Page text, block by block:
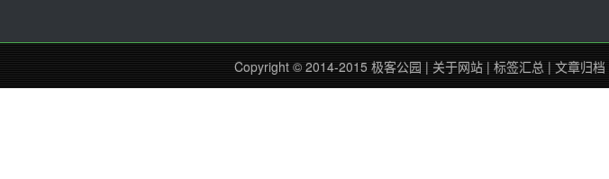
Copyright © 2014-2015 极客公园 | 关于网站 | 标签汇总 | 文章归档